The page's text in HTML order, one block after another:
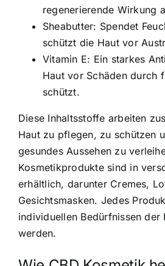
regenerierende Wirkung
Sheabutter: Spendet
schützt die Haut vor
Vitamin E: Ein starkes
Haut vor Schäden durch
schützt.
Diese Inhaltsstoffe arbeiten
Haut zu pflegen, zu schützen
gesundes Aussehen zu
Kosmetikprodukte sind in
erhältlich, darunter Cremes,
Gesichtsmasken. Jedes
individuellen Bedürfnissen der
werden.